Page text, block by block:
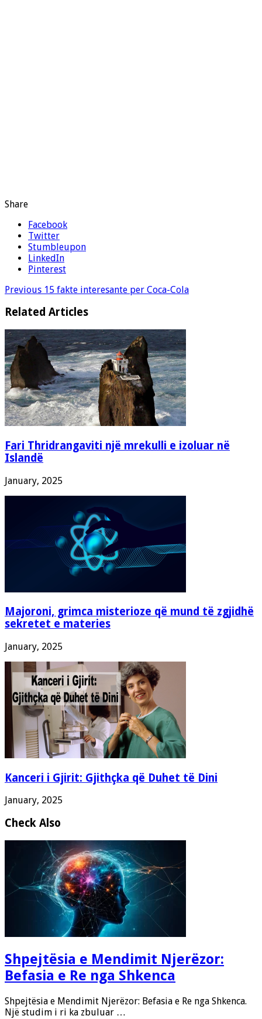
Share
Facebook
Twitter
Stumbleupon
LinkedIn
Pinterest
Previous 15 fakte interesante per Coca-Cola
Related Articles
Fari Thridrangaviti një mrekulli e izoluar në
Islandë
January, 2025
Majoroni, grimca misterioze që mund të zgjidhë
sekretet e materies
January, 2025
Kanceri i Gjirit: Gjithçka që Duhet të Dini
January, 2025
Check Also
Shpejtësia e Mendimit Njerëzor:
Befasia e Re nga Shkenca
Shpejtësia e Mendimit Njerëzor: Befasia e Re nga Shkenca.
Një studim i ri ka zbuluar …